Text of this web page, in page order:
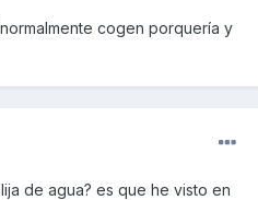
cogen porquería y
de agua? es que he visto en